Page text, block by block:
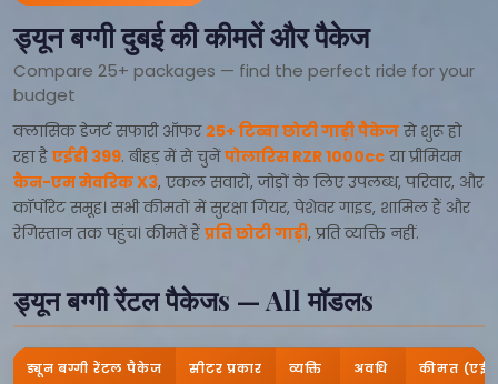
ड्यून बग्गी दुबई की कीमतें और पैकेज
Compare 25+ packages — find the perfect ride for your
budget
क्लासिक डेजर्ट सफारी ऑफर 25+ टिब्बा छोटी गाड़ी पैकेज से शुरू हो
रहा है एईडी 399. बीहड़ में से चुनेंपोलारिस RZR 1000cc या प्रीमियम
कैन-एम मेवरिक X3, एकल सवारों, जोड़ों के लिए उपलब्ध, परिवार, और
कॉर्पोरेट समूह। सभी कीमतों में सुरक्षा गियर, पेशेवर गाइड, शामिल हैं और
रेगिस्तान तक पहुंच। कीमतें हैं प्रति छोटी गाड़ी, प्रति व्यक्ति नहीं.
ड्यून बग्गी रेंटल पैकेजs — All मॉडलs
ड्यून बग्गी रेंटल पैकेज सीटर प्रकार व्यक्ति अवधि कीमत